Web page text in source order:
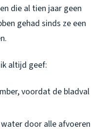
die al tien jaar geen
gehad sinds ze een
altijd geef:
voordat de bladval
door alle afvoeren